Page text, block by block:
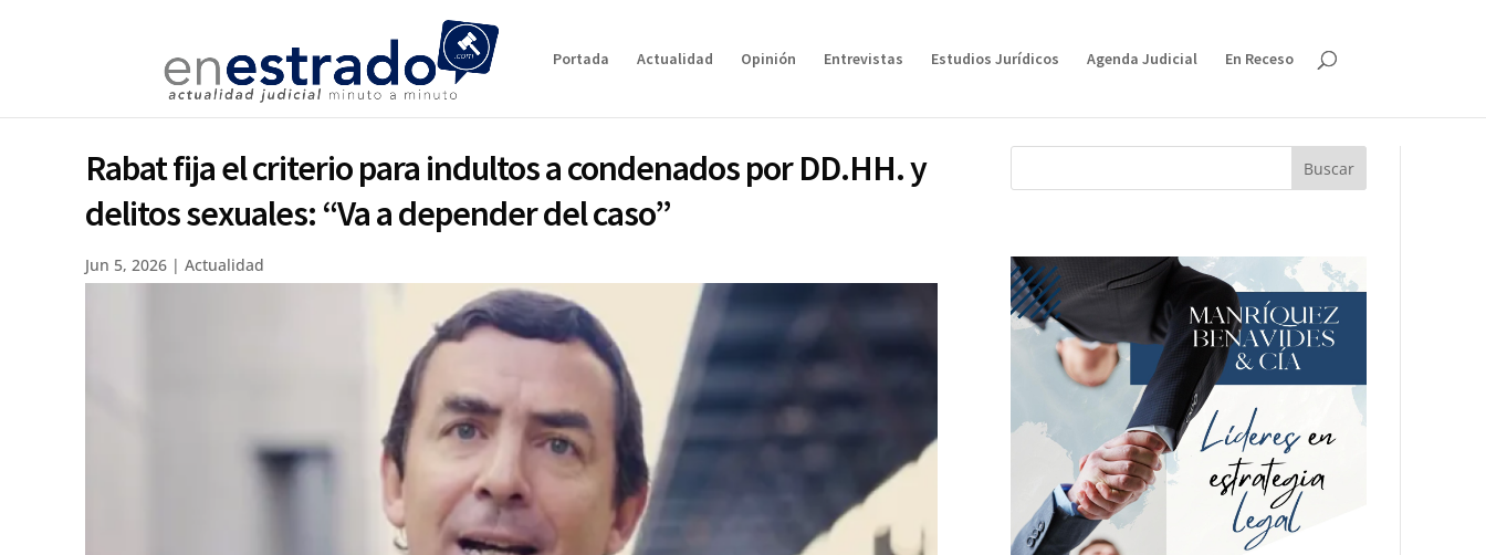
Portada Actualidad Opinión Entrevistas Estudios Jurídicos Agenda Judicial En Receso
Rabat fija el criterio para indultos a condenados por DD.HH. y
delitos sexuales: “Va a depender del caso”
Jun 5, 2026 |Actualidad